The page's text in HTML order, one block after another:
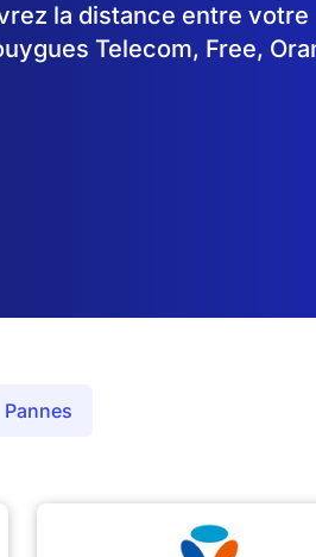
la distance entre votre
Telecom, Free,
Pannes